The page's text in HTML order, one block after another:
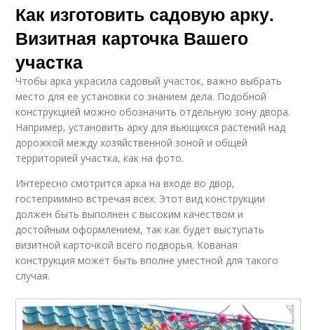
Как изготовить садовую арку.
Визитная карточка Вашего
участка
Чтобы арка украсила садовый участок, важно выбрать
место для ее установки со знанием дела. Подобной
конструкцией можно обозначить отдельную зону двора.
Например, установить арку для вьющихся растений над
дорожкой между хозяйственной зоной и общей
территорией участка, как на фото.
Интересно смотрится арка на входе во двор,
гостеприимно встречая всех. Этот вид конструкции
должен быть выполнен с высоким качеством и
достойным оформлением, так как будет выступать
визитной карточкой всего подворья. Кованая
конструкция может быть вполне уместной для такого
случая.